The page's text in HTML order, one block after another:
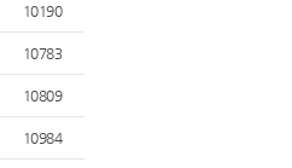
10190
10783
10809
10984